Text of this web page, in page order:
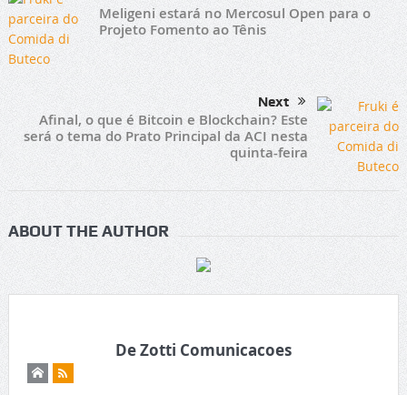
Meligeni estará no Mercosul Open para o
Projeto Fomento ao Tênis
Next
Afinal, o que é Bitcoin e Blockchain? Este
será o tema do Prato Principal da ACI nesta
quinta-feira
ABOUT THE AUTHOR
De Zotti Comunicacoes